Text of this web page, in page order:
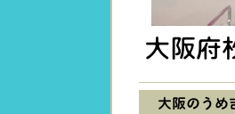
大阪府
大阪のうめ